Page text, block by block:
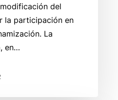
del
la participación en
La
en…